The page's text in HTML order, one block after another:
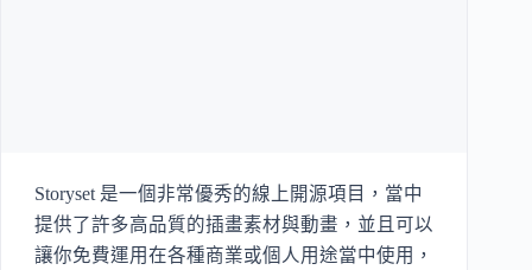
Storyset 是一個非常優秀的線上開源項目，當中
提供了許多高品質的插畫素材與動畫，並且可以
讓你免費運用在各種商業或個人用途當中使用，